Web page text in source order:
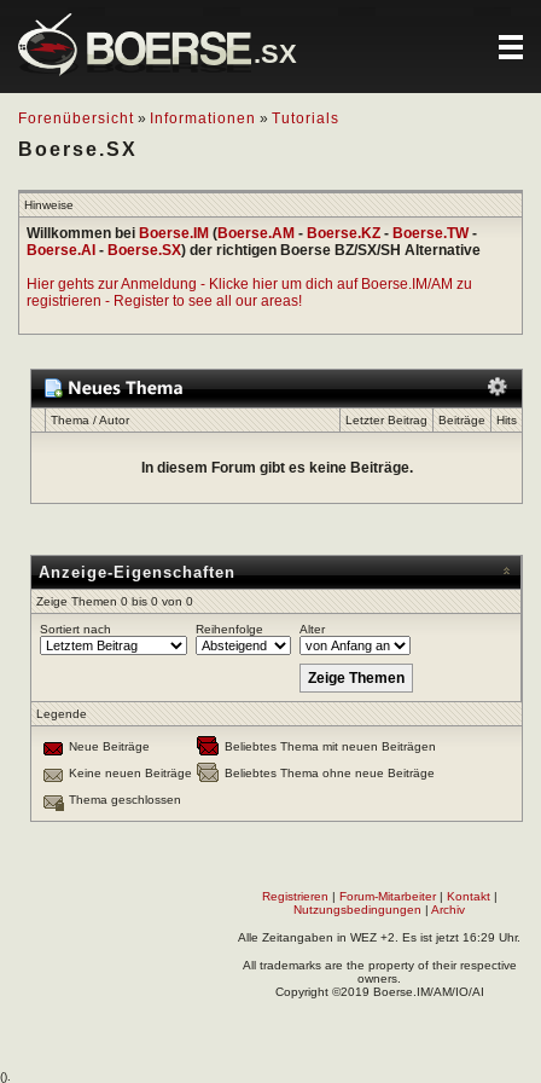
.SX
Forenübersicht » Informationen » Tutorials
Boerse.SX
Hinweise
Willkommen bei Boerse.IM (Boerse.AM - Boerse.KZ - Boerse.TW-
Boerse.AI - Boerse.SX) der richtigen Boerse BZ/SX/SH Alternative
Hier gehts zur Anmeldung - Klicke hier um dich auf Boerse.IM/AM zu
registrieren - Register to see all our areas!
Thema/Autor Letzter Beitrag Beiträge Hits
In diesem Forum gibt es keine Beiträge.
Anzeige-Eigenschaften
Zeige Themen 0 bis 0 von 0
Sortiert nach Reihenfolge Alter
Legende
Neue Beiträge
Beliebtes Thema mit neuen Beiträgen
Keine neuen Beiträge
Beliebtes Thema ohne neue Beiträge
Thema geschlossen
Registrieren | Forum-Mitarbeiter| Kontakt|
Nutzungsbedingungen | Archiv
Alle Zeitangaben in WEZ +2. Es ist jetzt 16:29 Uhr.
All trademarks are the property of their respective
owners.
Copyright ©2019 Boerse.IM/AM/IO/AI
().